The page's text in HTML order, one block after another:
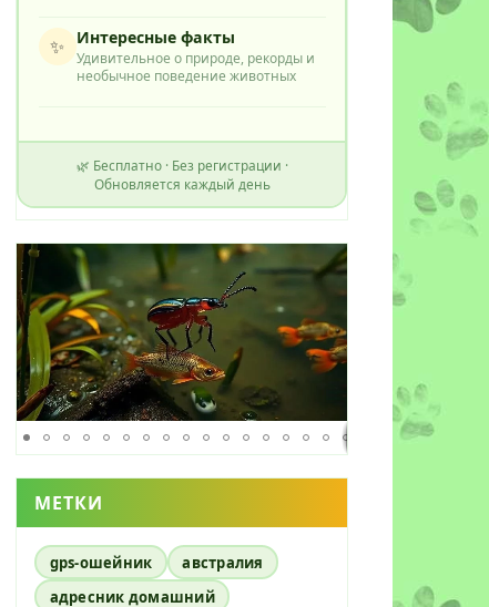
✨ Интересные факты
Удивительное о природе, рекорды и
необычное поведение животных
🌿 Бесплатно · Без регистрации ·
Обновляется каждый день
МЕТКИ
gps-ошейник
австралия
адресник домашний